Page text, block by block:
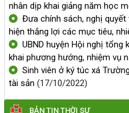
Về việc cho thuê nhà do
nghiệp công xã Krông Búk
(31/07/2026, 00:00)
Thông báo niêm yết "DANH
KRÔNG BÚK"
nhân dịp khai giảng năm học
Đưa chính sách, nghị
hiện thắng lợi các mục tiêu,
UBND huyện Hội nghị tổng
khai phương hướng, nhiệm vụ
Sinh viên ở ký túc xá
tài sản (17/10/2022)
BẢN TIN THỜI SỰ
Đảng bộ, chính quyền và